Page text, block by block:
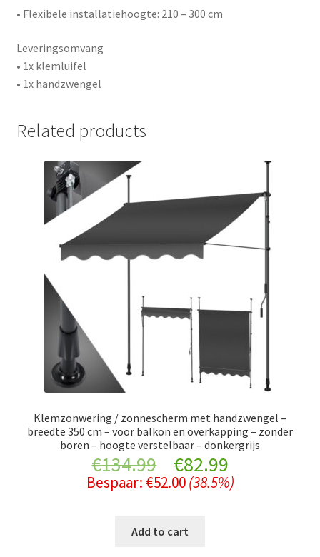
• Flexibele installatiehoogte: 210 – 300 cm
Leveringsomvang
• 1x klemluifel
• 1x handzwengel
Related products
Klemzonwering / zonnescherm met handzwengel –
breedte 350 cm – voor balkon en overkapping – zonder
boren – hoogte verstelbaar – donkergrijs
€134.99
Original
price
was:
€82.99Current
price
Bespaar: €52.00 (38.5%)
Add to cart